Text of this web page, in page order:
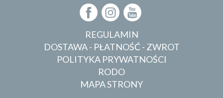
REGULAMIN
DOSTAWA - PŁATNOŚĆ - ZWROT
POLITYKA PRYWATNOŚCI
RODO
MAPA STRONY